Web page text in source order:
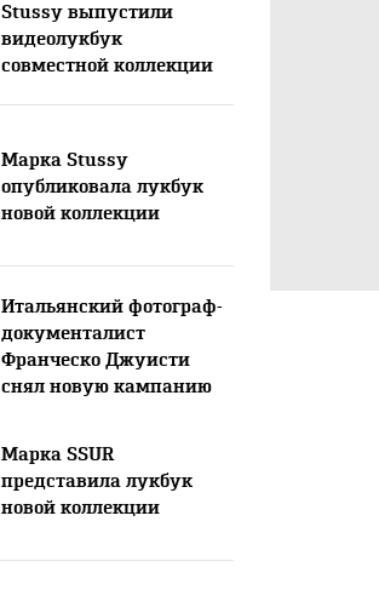
Stussy выпустили
видеолукбук
совместной коллекции
Марка Stussy
опубликовала лукбук
новой коллекции
Итальянский фотограф-
документалист
Франческо Джуисти
снял новую кампанию
Марка SSUR
представила лукбук
новой коллекции